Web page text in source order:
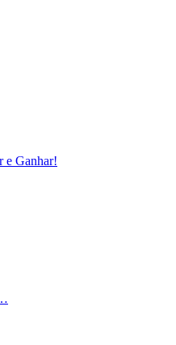
e Ganhar!